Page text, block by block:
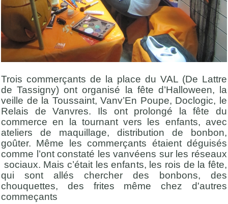
Trois commerçants de la place du VAL (De Lattre
de Tassigny) ont organisé la fête d’Halloween, la
veille de la Toussaint, Vanv’En Poupe, Doclogic, le
Relais de Vanvres. Ils ont prolongé la fête du
commerce en la tournant vers les enfants, avec
ateliers de maquillage, distribution de bonbon,
goûter. Même les commerçants étaient déguisés
comme l’ont constaté les vanvéens sur les réseaux
sociaux. Mais c’était les enfants, les rois de la fête,
qui sont allés chercher des bonbons, des
chouquettes, des frites même chez d'autres
commeçants